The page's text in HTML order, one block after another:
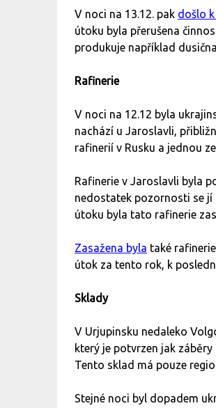
V noci na 13.12. pak došlo
útoku byla přerušena
produkuje například
Rafinerie
V noci na 12.12 byla
nachází u Jaroslavli,
rafinerií v Rusku a jednou
Rafinerie v Jaroslavli byla
nedostatek pozornosti se
útoku byla tato rafinerie
Zasažena byla také
útok za tento rok, k
Sklady
V Urjupinsku nedaleko
který je potvrzen jak
Tento sklad má pouze
Stejné noci byl dopadem